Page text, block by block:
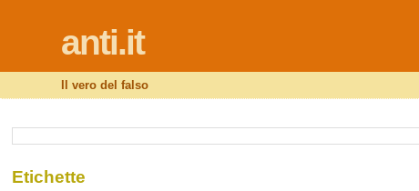
anti.it
Il vero del falso
Etichette